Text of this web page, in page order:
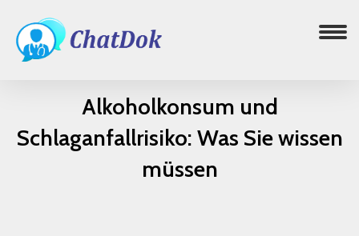
Alkoholkonsum und
Schlaganfallrisiko: Was Sie wissen
müssen